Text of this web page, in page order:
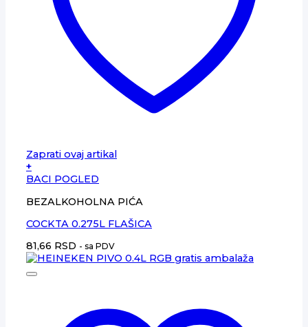
Zaprati ovaj artikal
+
BACI POGLED
BEZALKOHOLNA PIĆA
COCKTA 0.275L FLAŠICA
81,66 RSD - sa PDV